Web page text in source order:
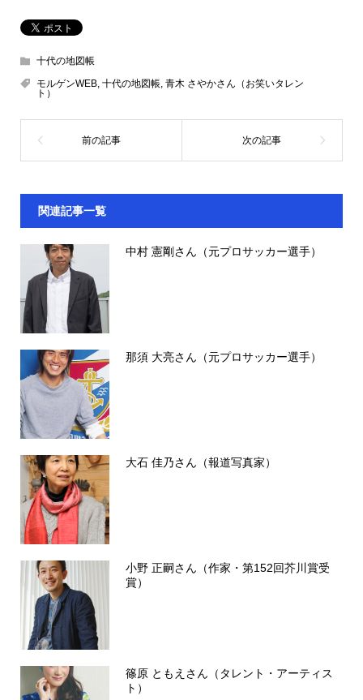
十代の地図帳
モルゲンWEB, 十代の地図帳, 青木 さやかさん（お笑いタレン
ト）
関連記事一覧
中村 憲剛さん（元プロサッカー選手）
那須 大亮さん（元プロサッカー選手）
大石 佳乃さん（報道写真家）
小野 正嗣さん（作家・第152回芥川賞受
賞）
篠原 ともえさん（タレント・アーティス
ト）